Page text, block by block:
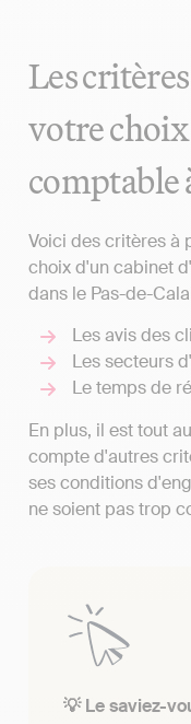
Les
votre
comptable
Voici des critères à
choix d'un cabinet
dans le Pas-de-
Les avis des
Les secteurs
Le temps de
En plus, il est tout
compte d'autres
ses conditions
ne soient pas trop
💡 Le saviez-